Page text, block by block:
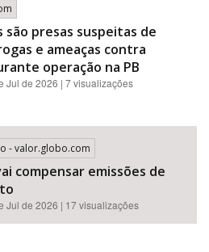
são presas suspeitas de
e ameaças contra
operação na PB
Jul de 2026 | 7 visualizações
- valor.globo.com
compensar emissões de
Jul de 2026 | 17 visualizações